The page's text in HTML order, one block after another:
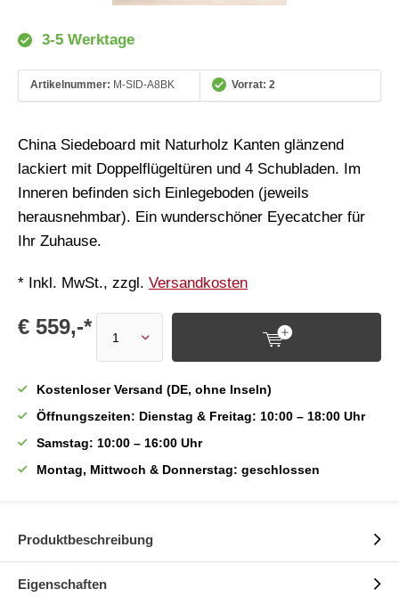
3-5 Werktage
Artikelnummer: M-SID-A8BK Vorrat: 2
China Siedeboard mit Naturholz Kanten glänzend
lackiert mit Doppelflügeltüren und 4 Schubladen. Im
Inneren befinden sich Einlegeboden (jeweils
herausnehmbar). Ein wunderschöner Eyecatcher für
Ihr Zuhause.
* Inkl. MwSt., zzgl. Versandkosten
€ 559,-*
Kostenloser Versand (DE, ohne Inseln)
Öffnungszeiten: Dienstag & Freitag: 10:00 – 18:00 Uhr
Samstag: 10:00 – 16:00 Uhr
Montag, Mittwoch & Donnerstag: geschlossen
Produktbeschreibung
Eigenschaften